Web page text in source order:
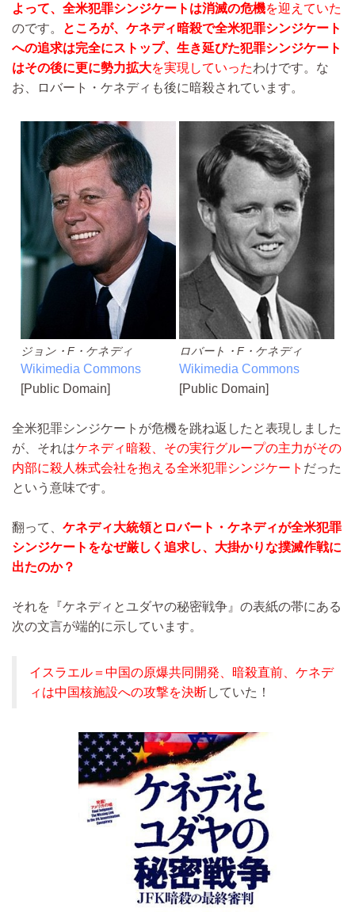
よって、全米犯罪シンジケートは消滅の危機を迎えていた
のです。
ところが、ケネディ暗殺で全米犯罪シンジケート
への追求は完全にストップ、生き延びた犯罪シンジケート
はその後に更に勢力拡大を実現していったわけです。な
お、ロバート・ケネディも後に暗殺されています。
ジョン・F・ケネディ
Wikimedia Commons
[Public Domain]
ロバート・F・ケネディ
Wikimedia Commons
[Public Domain]
全米犯罪シンジケートが危機を跳ね返したと表現しました
が、それはケネディ暗殺、その実行グループの主力がその
内部に殺人株式会社を抱える全米犯罪シンジケート だった
という意味です。
翻って、 ケネディ大統領とロバート・ケネディが全米犯罪
シンジケートをなぜ厳しく追求し、大掛かりな撲滅作戦に
出たのか？
それを『ケネディとユダヤの秘密戦争』の表紙の帯にある
次の文言が端的に示しています。
イスラエル＝中国の原爆共同開発、暗殺直前、ケネデ
ィは中国核施設への攻撃を決断していた！